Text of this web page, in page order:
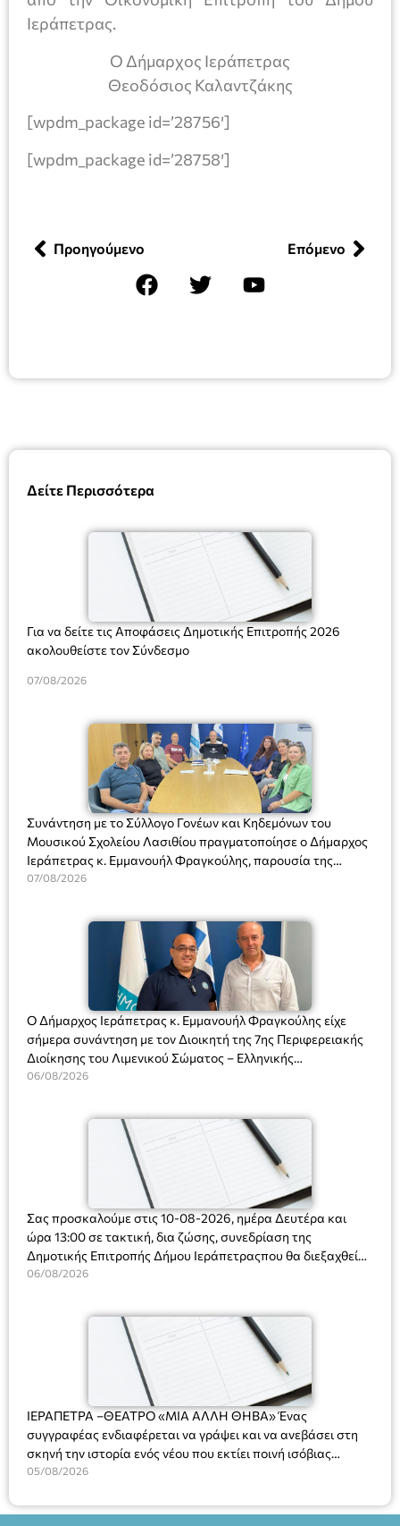
Δείτε Περισσότερα
Για να δείτε τις Αποφάσεις Δημοτικής Επιτροπής 2026
ακολουθείστε τον Σύνδεσμο
07/08/2026
Συνάντηση με το Σύλλογο Γονέων και Κηδεμόνων του
Μουσικού Σχολείου Λασιθίου πραγματοποίησε ο Δήμαρχος
Ιεράπετρας κ. Εμμανουήλ Φραγκούλης, παρουσία της
Διευθύντριας του σχολείου κας Μαριάννας Χαΐτα.
07/08/2026
Ο Δήμαρχος Ιεράπετρας κ. Εμμανουήλ Φραγκούλης είχε
σήμερα συνάντηση με τον Διοικητή της 7ης Περιφερειακής
Διοίκησης του Λιμενικού Σώματος – Ελληνικής
Ακτοφυλακής (Λ.Σ.-ΕΛ.ΑΚΤ.), Αρχιπλοίαρχο Λ.Σ. κ. Ιωάννη
06/08/2026
Σας προσκαλούμε στις 10-08-2026, ημέρα Δευτέρα και
ώρα 13:00 σε τακτική, δια ζώσης, συνεδρίαση της
Δημοτικής Επιτροπής Δήμου Ιεράπετραςπου θα διεξαχθεί
στο Δημοτικό Κατάστημα, Δημοκρατίας 31 στην αίθουσα
και λήψη αποφάσεων στα παρακάτω θέματα:
06/08/2026
ΙΕΡΑΠΕΤΡΑ –ΘΕΑΤΡΟ «ΜΙΑ ΑΛΛΗ ΘΗΒΑ» Ένας
συγγραφέας ενδιαφέρεται να γράψει και να ανεβάσει στη
σκηνή την ιστορία ενός νέου που εκτίει ποινή ισόβιας
κάθειρξης για πατροκτονία. Ένα πολυβραβευμένο έργο για
ασθένεια, τον ερωτισμό. Ένα έργο αινιγματικό, συγκινητικό,
05/08/2026
Ιεράπετρας.
Ο Δήμαρχος Ιεράπετρας
Θεοδόσιος Καλαντζάκης
[wpdm_package id=’28756′]
[wpdm_package id=’28758′]
Προηγούμενο Επόμενο